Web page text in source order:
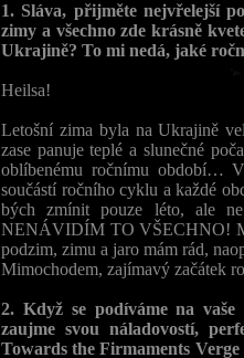
1. Sláva, přijměte nejvřelejší
zimy a všechno zde krásně
Ukrajině? To mi nedá, jaké
Heilsa!
Letošní zima byla na Ukrajině
zase panuje teplé a slunečné
oblíbenému ročnímu období…
součástí ročního cyklu a každé
bých zmínit pouze léto, ale
NENÁVIDÍM TO VŠECHNO!
podzim, zimu a jaro mám rád,
Mimochodem, zajímavý začátek
2. Když se podíváme na
zaujme svou náladovostí,
Towards the Firmaments